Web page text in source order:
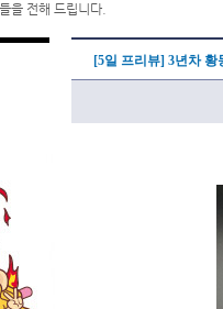
을 전해 드립니다.
[5일 프리뷰] 3년차